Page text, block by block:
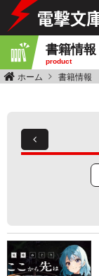
書籍情報
product
ホーム 書籍情報